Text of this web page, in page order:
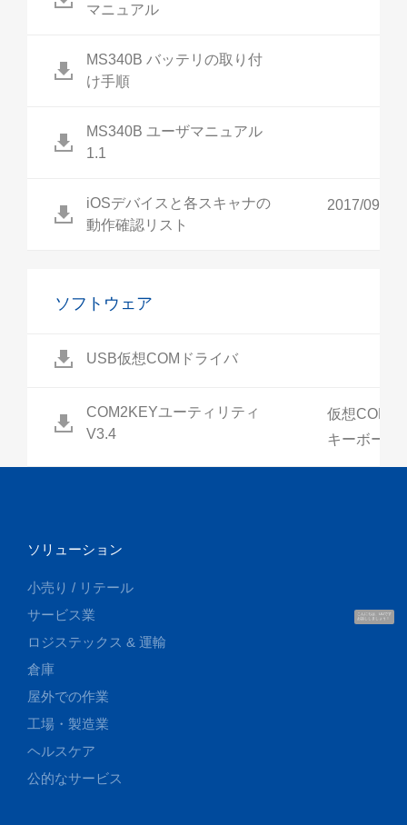
こんにちは、UUです
お話ししましょう！
マニュアル
MS340B バッテリの取り付
け手順
MS340B ユーザマニュアル
1.1
iOSデバイスと各スキャナの
動作確認リスト
2017/09/07
ソフトウェア
USB仮想COMドライバ
COM2KEYユーティリティ
V3.4
仮想COM
キーボード
ソリューション
小売り / リテール
サービス業
ロジステックス & 運輸
倉庫
屋外での作業
工場・製造業
ヘルスケア
公的なサービス